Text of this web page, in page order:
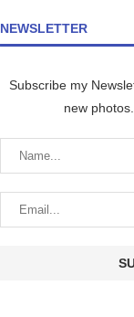
NEWSLETTER
Subscribe my
new